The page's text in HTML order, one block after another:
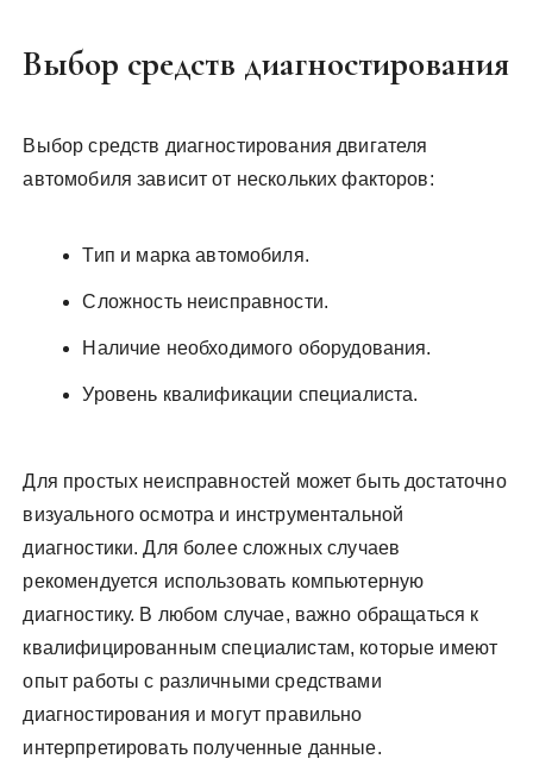
Выбор средств диагностирования
Выбор средств диагностирования двигателя
автомобиля зависит от нескольких факторов:
Тип и марка автомобиля.
Сложность неисправности.
Наличие необходимого оборудования.
Уровень квалификации специалиста.
Для простых неисправностей может быть достаточно
визуального осмотра и инструментальной
диагностики. Для более сложных случаев
рекомендуется использовать компьютерную
диагностику. В любом случае, важно обращаться к
квалифицированным специалистам, которые имеют
опыт работы с различными средствами
диагностирования и могут правильно
интерпретировать полученные данные.